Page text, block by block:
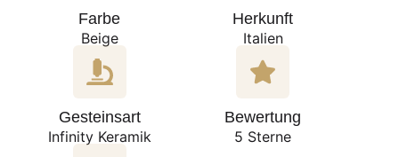
Farbe
Beige
Herkunft
Italien
Gesteinsart
Infinity Keramik
Bewertung
5 Sterne